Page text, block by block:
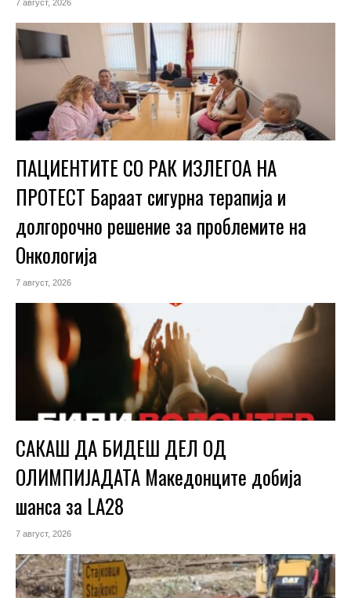
7 август, 2026
ПАЦИЕНТИТЕ СО РАК ИЗЛЕГОА НА
ПРОТЕСТ Бараат сигурна терапија и
долгорочно решение за проблемите на
Онкологија
7 август, 2026
САКАШ ДА БИДЕШ ДЕЛ ОД
ОЛИМПИЈАДАТА Македонците добија
шанса за LA28
7 август, 2026